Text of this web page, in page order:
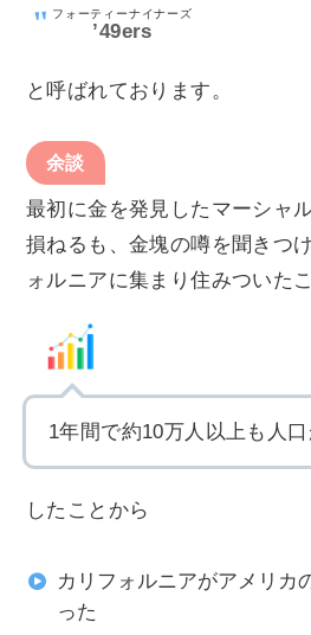
’49ers
フォーティーナイナーズ
と呼ばれております。
余談
最初に金を発見したマーシャ
損ねるも、金塊の噂を聞きつ
ォルニアに集まり住みついたこ
1年間で約10万人以上も人
したことから
カリフォルニアがアメリカ
った